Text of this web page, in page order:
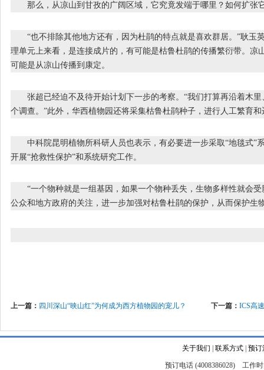
那么，从凉山到甘孜的广阔区域，它究竟发端于哪里？如何扩张
“也不排除其他地方还有，因为杜鹃的特点就是喜欢群居。”耿玉
理单元上来看，是连接成片的，有可能是枯鲁杜鹃的传播繁衍带。凉
可能是从凉山传播到康定。
张超已经迫不及待开始计划下一步的考察。“我们打算再沿着木里
个调查。”此外，华西植物园还将采集枯鲁杜鹃种子，进行人工繁育和
中科院昆明植物所科研人员也表示，有必要进一步采取“地毯式”
开展“抢救性保护”和系统研究工作。
“一个物种就是一组基因，如果一个物种丢失，生物多样性就会受
公众和地方政府的关注，进一步加强对枯鲁杜鹃的保护，从而保护生
上一篇： 四川深山“映山红”为何成为西方植物园的宠儿？ 下一篇： ICS高
关于我们 联系方式| 预订
预订电话 (4008386028) 工作时